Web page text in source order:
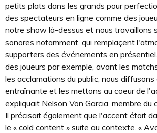
petits plats dans les grands pour
des spectateurs en ligne comme des
notre show là-dessus et nous travaillons
sonores notamment, qui remplaçent
supporters des événements en
des joueurs par exemple, avant les
les acclamations du public, nous diffusons
entraînante et les mettons au coeur de
expliquait Nelson Von Garcia, membre du
Il précisait également que l'accent était
le « cold content » suite au contexte. «